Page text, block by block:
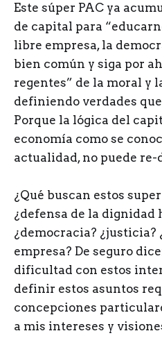
Este súper PAC ya
de capital para
libre empresa, la
bien común y siga por
regentes” de la moral y
definiendo verdades
Porque la lógica del
economía como se
actualidad, no puede
¿Qué buscan estos
¿defensa de la dignidad
¿democracia?
empresa? De seguro
dificultad con estos
definir estos asuntos
concepciones
a mis intereses y